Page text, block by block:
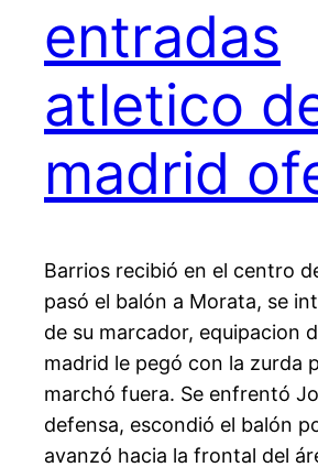
entradas
atletico
madrid
Barrios recibió en el centro
pasó el balón a Morata, se
de su marcador, equipacion
madrid le pegó con la zurda
marchó fuera. Se enfrentó
defensa, escondió el balón
avanzó hacia la frontal del